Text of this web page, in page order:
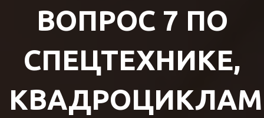
ВОПРОС 7 ПО
СПЕЦТЕХНИКЕ,
КВАДРОЦИКЛАМ